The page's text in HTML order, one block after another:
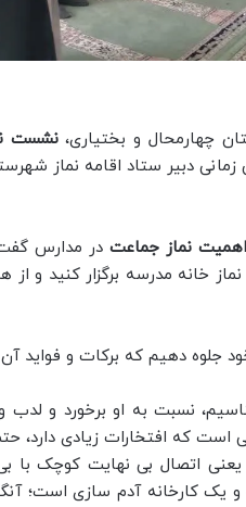
چهارمحال و بختیاری،نشست
دبیر ستاد اقامه نماز
اهمیت نماز جماعت در مدارس
خانه مدرسه برگزار کنید و از
خود جلوه دهیم که برکات و فواید
نسبت به او برخورد و لدب
است که افتخارات زیادی دارد،
یعنی اتصال بی نهایت کوچک با
و یک کارخانه آدم سازی است؛